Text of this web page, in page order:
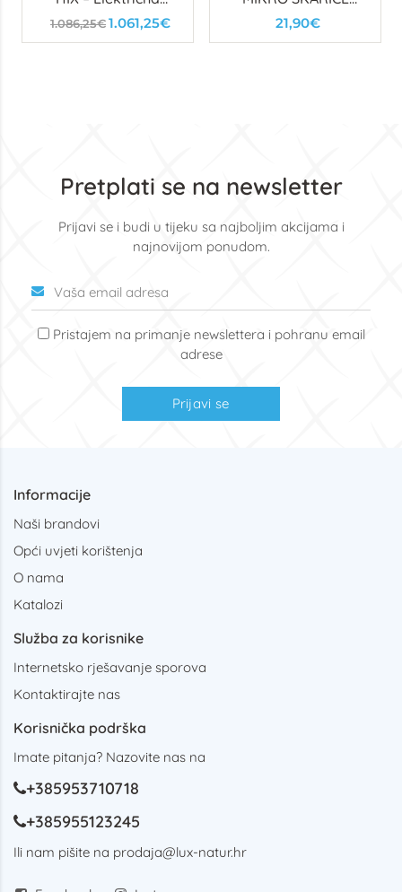
kozmetička stolica
za pedikerske salone
1.086,25€1.061,25€
ZAOBLJENE 15mm
21,90€
Pretplati se na newsletter
Prijavi se i budi u tijeku sa najboljim akcijama i
najnovijom ponudom.
Pristajem na primanje newslettera i pohranu email
adrese
Prijavi se
Informacije
Naši brandovi
Opći uvjeti korištenja
O nama
Katalozi
Služba za korisnike
Internetsko rješavanje sporova
Kontaktirajte nas
Korisnička podrška
Imate pitanja? Nazovite nas na
+385953710718
+385955123245
Ili nam pišite na prodaja@lux-natur.hr